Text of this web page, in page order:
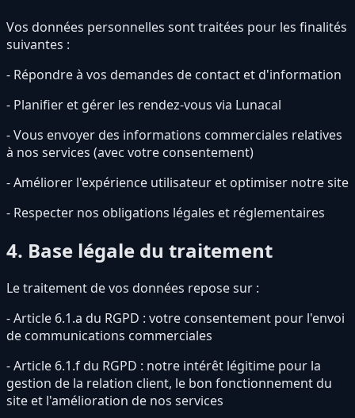
Vos données personnelles sont traitées pour les finalités
suivantes :
- Répondre à vos demandes de contact et d'information
- Planifier et gérer les rendez-vous via Lunacal
- Vous envoyer des informations commerciales relatives
à nos services (avec votre consentement)
- Améliorer l'expérience utilisateur et optimiser notre site
- Respecter nos obligations légales et réglementaires
4. Base légale du traitement
Le traitement de vos données repose sur :
- Article 6.1.a du RGPD : votre consentement pour l'envoi
de communications commerciales
- Article 6.1.f du RGPD : notre intérêt légitime pour la
gestion de la relation client, le bon fonctionnement du
site et l'amélioration de nos services